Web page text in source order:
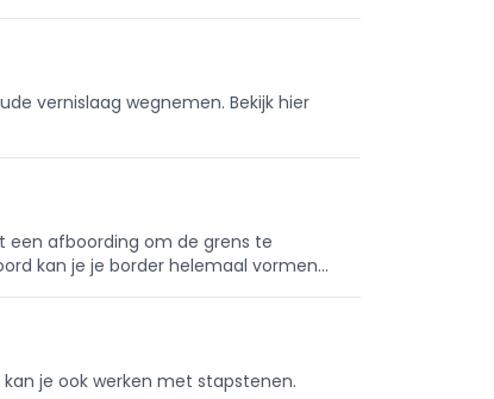
vernislaag wegnemen. Bekijk hier
een afboording om de grens te
kan je je border helemaal vormen
je ook werken met stapstenen.